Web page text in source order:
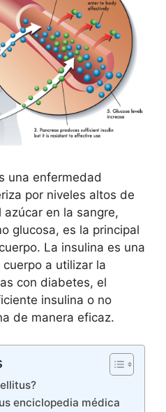
una enfermedad
por niveles altos de
azúcar en la sangre,
glucosa, es la principal
La insulina es una
a utilizar la
con diabetes, el
insulina o no
de manera eficaz.
enciclopedia médica